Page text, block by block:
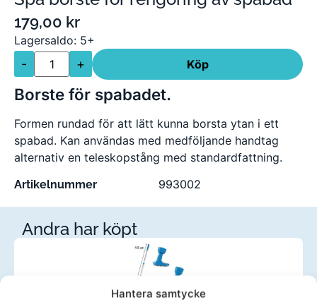
Hantera samtycke
179,00 kr
Lagersaldo: 5+
- + Köp
Borste för spabadet.
Formen rundad för att lätt kunna borsta ytan i ett
spabad. Kan användas med medföljande handtag
alternativ en teleskopstång med standardfattning.
Artikelnummer 993002
Andra har köpt